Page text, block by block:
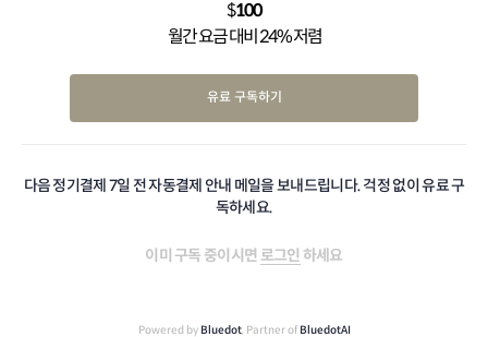
$100
월간 요금 대비 24% 저렴
유료 구독하기
다음 정기결제 7일 전 자동결제 안내 메일을 보내드립니다. 걱정 없이 유료 구
독하세요.
이미 구독 중이시면 로그인 하세요
Powered by Bluedot, Partner of BluedotAI